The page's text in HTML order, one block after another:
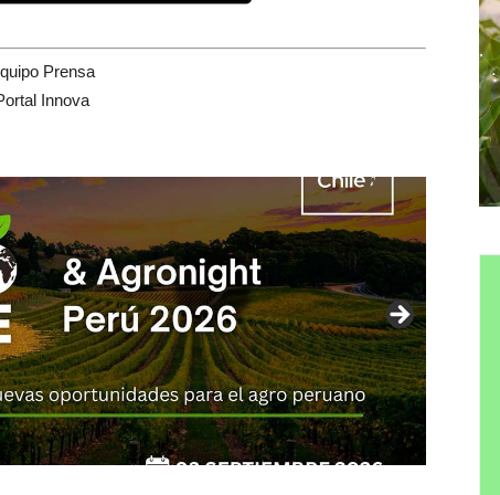
Prensa
Innova